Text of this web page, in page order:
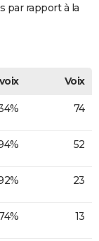
par rapport à la
Voix
74
52
23
13